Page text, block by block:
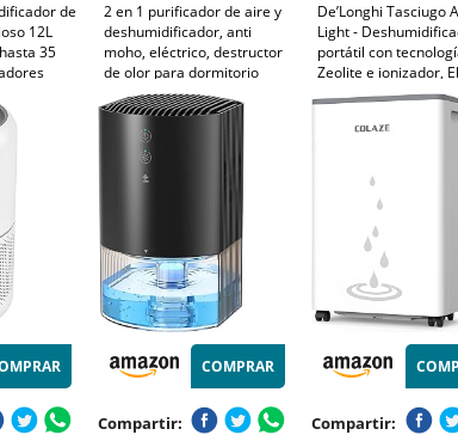
de
12L
35
Bajo
2 en 1 purificador de aire y
deshumidificador, anti
moho, eléctrico, destructor
de olor para dormitorio
oficina casa apartamento
bodega
De’Longhi Tasciugo
Light -
portátil con
Zeolite e ionizador,
hasta 6 L/día, seca la
anti-moho y
Función swing y
COMPRAR
Compartir: Compartir: